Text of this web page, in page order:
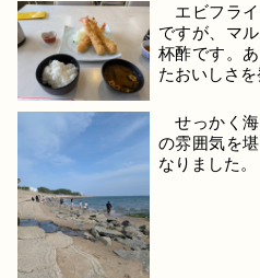
エビフライ
ですが、マ
杯酢です。
たおいしさを
せっかく海
の雰囲気を
なりました。